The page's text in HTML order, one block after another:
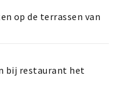
op de terrassen van
bij restaurant het